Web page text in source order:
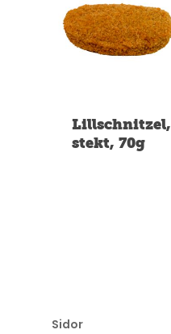
Lillschnitzel,
stekt, 70g
Sidor